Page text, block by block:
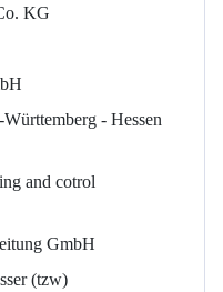
KG
- Hessen
and cotrol
GmbH
(tzw)